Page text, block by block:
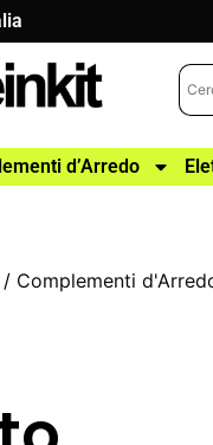
d’Arredo
/ Complementi